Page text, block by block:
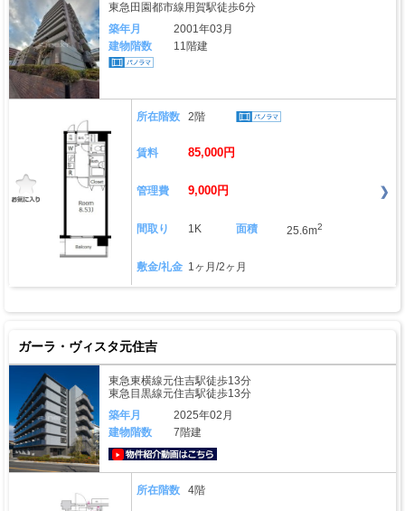
東急田園都市線用賀駅徒歩6分
築年月
2001年03月
建物階数
11階建
所在階数 2階
賃料 85,000円
管理費 9,000円
間取り 1K 面積 25.6m2
敷金/礼金 1ヶ月/2ヶ月
ガーラ・ヴィスタ元住吉
東急東横線元住吉駅徒歩13分
東急目黒線元住吉駅徒歩13分
築年月
2025年02月
建物階数
7階建
所在階数 4階